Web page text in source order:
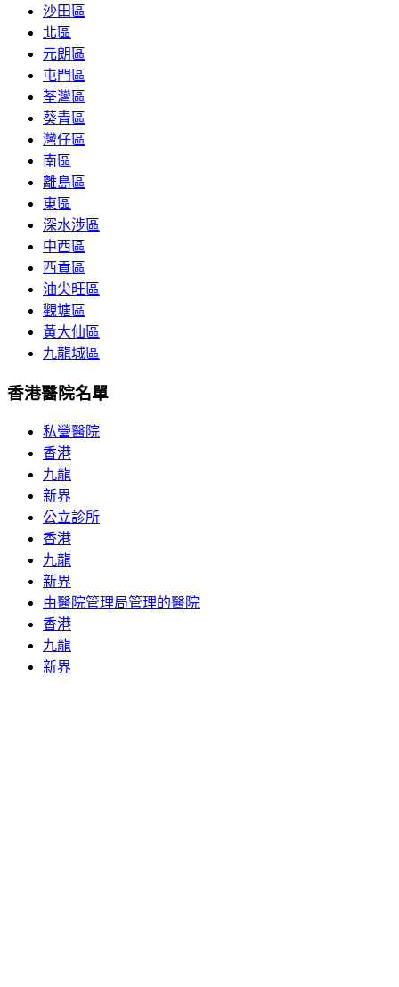
沙田區
北區
元朗區
屯門區
荃灣區
葵青區
灣仔區
南區
離島區
東區
深水涉區
中西區
西貢區
油尖旺區
觀塘區
黃大仙區
九龍城區
香港醫院名單
私營醫院
香港
九龍
新界
公立診所
香港
九龍
新界
由醫院管理局管理的醫院
香港
九龍
新界